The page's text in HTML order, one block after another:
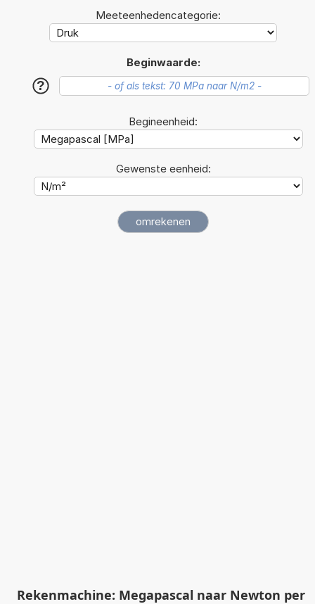
Meeteenhedencategorie:
Beginwaarde:
?
Begineenheid:
Gewenste eenheid:
Rekenmachine: Megapascal naar Newton per